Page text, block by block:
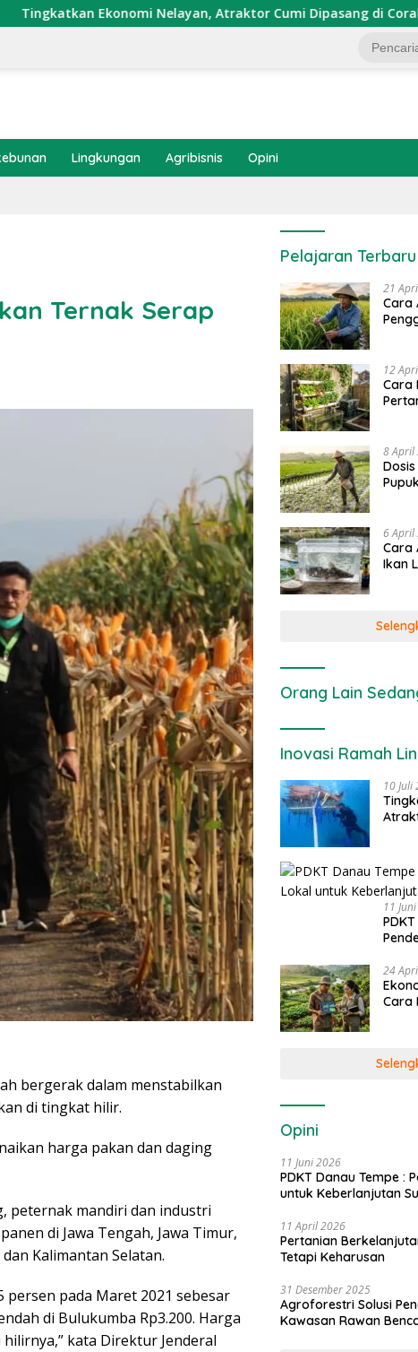
Nelayan, Atraktor Cumi Dipasang di Coral Garden Pulau
Lingkungan Agribisnis Opini
Ternak Serap
bergerak dalam menstabilkan
di tingkat hilir.
harga pakan dan daging
peternak mandiri dan industri
di Jawa Tengah, Jawa Timur,
Kalimantan Selatan.
pada Maret 2021 sebesar
di Bulukumba Rp3.200. Harga
kata Direktur Jenderal
Pelajaran Terbaru
21
Cara
12
Cara
8 April
6 April
Cara
Ikan
Orang Lain
Inovasi Ramah
10 Juli
11
24
Cara
Opini
11 Juni 2026
PDKT Danau Tempe :
untuk Keberlanjutan
11 April 2026
Pertanian
Tetapi Keharusan
31 Desember 2025
Agroforestri Solusi
Kawasan Rawan